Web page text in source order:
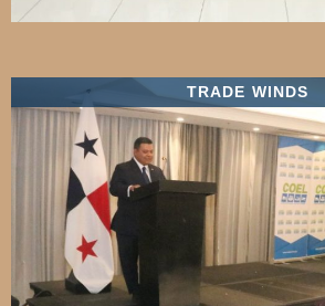
TRADE WINDS